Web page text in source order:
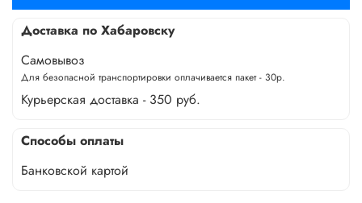
Доставка по Хабаровску
Самовывоз
Для безопасной транспортировки оплачивается пакет - 30р.
Курьерская доставка - 350 руб.
Способы оплаты
Банковской картой